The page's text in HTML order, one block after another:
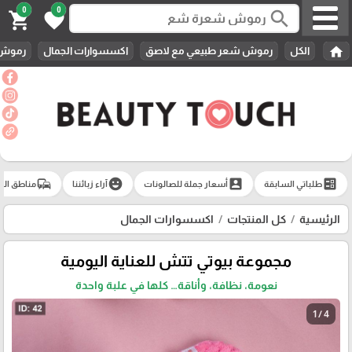
search
0
favorite
0
shopping_cart
home الكل رموش شعر طبيعي مع لاصق اكسسوارات الجمال
ballotطلباتي السابقة account_box أسعار جملة للصالونات emoji_emotionsآراء زبائننا commuteمناطق
الرئيسية كل المنتجات اكسسوارات الجمال
مجموعة بيوتي تتش للعناية اليومية
نعومة، نظافة، وأناقة… كلها في علبة واحدة
1 / 4